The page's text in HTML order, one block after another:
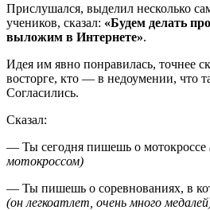
Прислушался, выделил несколько
учеников, сказал: «Будем делать
выложим в Интернете».
Идея им явно понравилась, точнее
восторге, кто — в недоумении, что
Согласились.
Сказал:
— Ты сегодня пишешь о мотокроссе
мотокроссом)
— Ты пишешь о соревнованиях, в
(он легкоатлет, очень много